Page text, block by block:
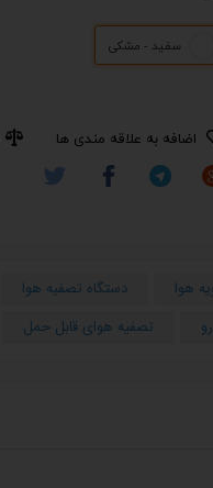
سفید - مشکی
اضافه به علاقه مندی ها
هوا دستگاه تصفیه هوا
تصفیه هوای قابل حمل